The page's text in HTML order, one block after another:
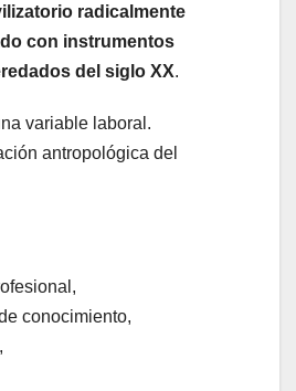
radicalmente
con instrumentos
del siglo XX.
variable laboral.
antropológica del
conocimiento,